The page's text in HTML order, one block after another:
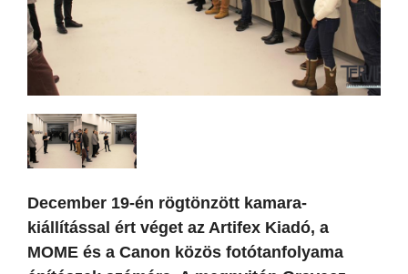
December 19-én rögtönzött kamara-
kiállítással ért véget az Artifex Kiadó, a
MOME és a Canon közös fotótanfolyama